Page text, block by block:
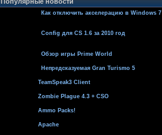
Как отключить акселерацию в Windows 7
Config для CS 1.6 за 2010 год
Обзор игры Prime World
Непредсказуемая Gran Turismo 5
TeamSpeak3 Client
Zombie Plague 4.3 + CSO
Ammo Packs!
Apache